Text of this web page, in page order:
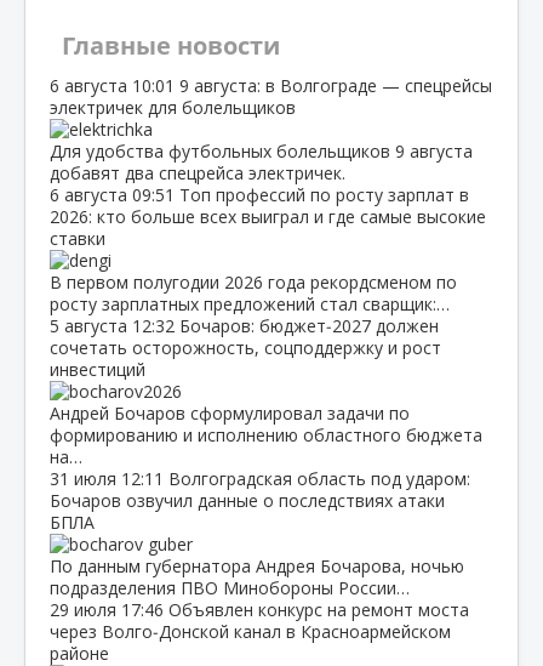
Главные новости
6 августа 10:01 9 августа: в Волгограде — спецрейсы
электричек для болельщиков
Для удобства футбольных болельщиков 9 августа
добавят два спецрейса электричек.
6 августа 09:51 Топ профессий по росту зарплат в
2026: кто больше всех выиграл и где самые высокие
ставки
В первом полугодии 2026 года рекордсменом по
росту зарплатных предложений стал сварщик:…
5 августа 12:32 Бочаров: бюджет‑2027 должен
сочетать осторожность, соцподдержку и рост
инвестиций
Андрей Бочаров сформулировал задачи по
формированию и исполнению областного бюджета
на…
31 июля 12:11 Волгоградская область под ударом:
Бочаров озвучил данные о последствиях атаки
БПЛА
По данным губернатора Андрея Бочарова, ночью
подразделения ПВО Минобороны России…
29 июля 17:46 Объявлен конкурс на ремонт моста
через Волго‑Донской канал в Красноармейском
районе